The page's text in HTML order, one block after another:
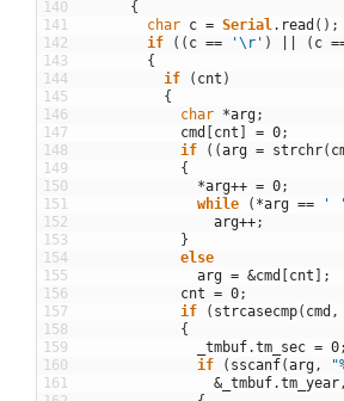
140
141
142
143
144
145
146
147
148
149
150
151
152
153
154
155
156
157
158
159
160
161
{
char c = Serial. read ( ) ;
if
( ( c == '\r' ) ( c
{
if
( cnt )
{
char *arg;
cmd
cnt = 0;
if
( (arg = strchr(
{
*arg++ = 0;
while
( *arg == ' '
arg++;
}
else
arg = &cmd cnt
;
cnt = 0;
if
( strcasecmp( cmd ,
{
_tmbuf.tm_sec = 0;
if
( sscanf(arg,
& _tmbuf.tm_year,